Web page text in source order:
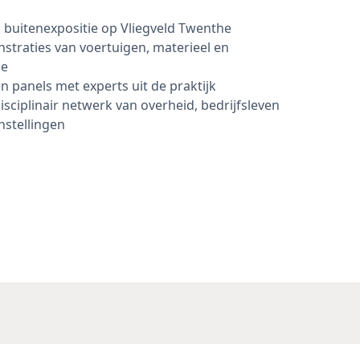
buitenexpositie op Vliegveld Twenthe
van voertuigen, materieel en
panels met experts uit de praktijk
netwerk van overheid, bedrijfsleven